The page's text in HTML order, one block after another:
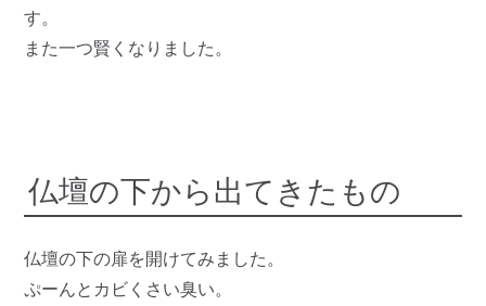
す。
また一つ賢くなりました。
仏壇の下から出てきたもの
仏壇の下の扉を開けてみました。
ぷーんとカビくさい臭い。